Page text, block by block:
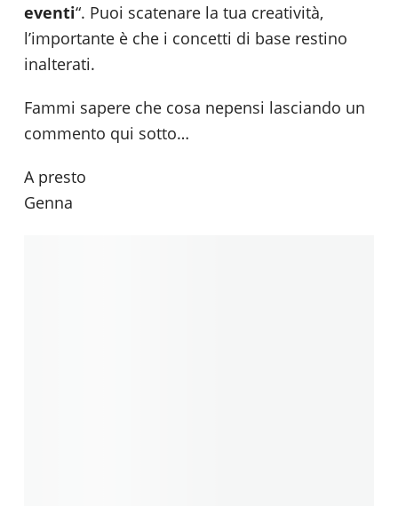
eventi“. Puoi scatenare la tua creatività,
l’importante è che i concetti di base restino
inalterati.
Fammi sapere che cosa nepensi lasciando un
commento qui sotto…
A presto
Genna